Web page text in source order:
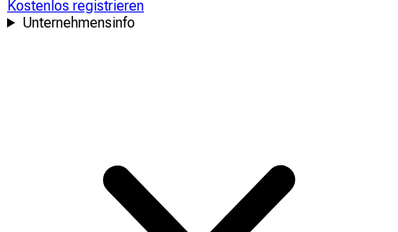
Kostenlos registrieren
Unternehmensinfo